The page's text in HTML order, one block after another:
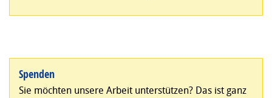
Spenden
Sie möchten unsere Arbeit unterstützen? Das ist ganz